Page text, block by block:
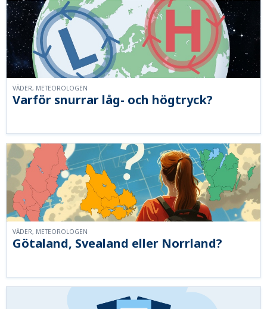
Varför snurrar låg- och högtryck?
VÄDER, METEOROLOGEN
Götaland, Svealand eller Norrland?
VÄDER, METEOROLOGEN